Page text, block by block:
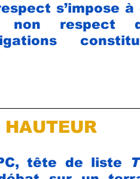
s’impose à
non respect
HAUTEUR
tête de liste